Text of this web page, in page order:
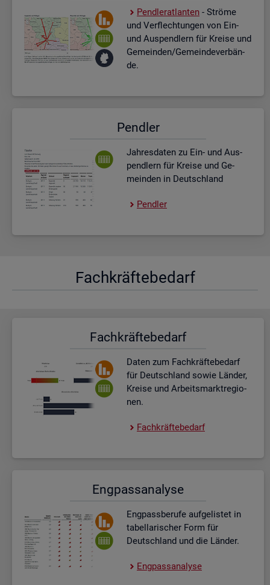
Pend­ler­at­lan­ten - Strö­me
und Ver­flech­tun­gen von Ein-
und Aus­pend­lern für Krei­se und
Ge­mein­den/Ge­mein­de­ver­bän­
de.
Pend­ler
Jah­res­da­ten zu Ein- und Aus­
pend­lern für Krei­se und Ge­
mein­den in Deutsch­land
Pend­ler
Fach­kräf­te­be­darf
Fach­kräf­te­be­darf
Daten zum Fach­kräf­te­be­darf
für Deutsch­land sowie Län­der,
Krei­se und Ar­beits­markt­re­gio­
nen.
Fach­kräf­te­be­darf
Eng­pass­ana­ly­se
Eng­pass­be­ru­fe auf­ge­lis­tet in
ta­bel­la­ri­scher Form für
Deutsch­land und die Län­der.
Eng­pass­ana­ly­se